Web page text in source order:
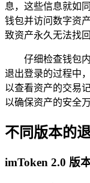
息，这些信息就如
钱包并访问数字资
致资产永久无法找
仔细检查钱包
退出登录的过程中
以查看资产的交易
以确保资产的安全
不同版本的
imToken 2.0 版